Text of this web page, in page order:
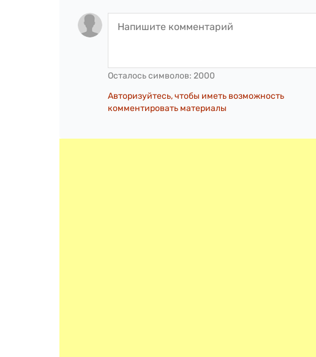
Осталось символов: 2000
Авторизуйтесь, чтобы иметь возможность
комментировать материалы